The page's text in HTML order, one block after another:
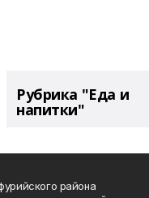
Рубрика "Еда и
напитки"
района